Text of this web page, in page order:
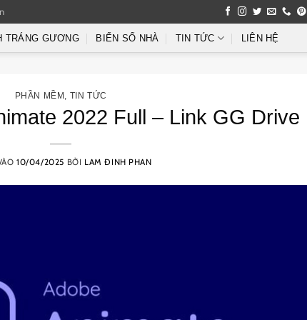
TRÁNG GƯƠNG BIỂN SỐ NHÀ TIN TỨC LIÊN HỆ
PHẦN MỀM TIN TỨC
2022 Full – Link GG Drive
10/04/2025 BỞI LAM ĐINH PHAN